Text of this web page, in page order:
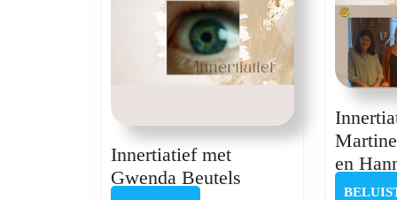
Innertiatief met
Gwenda Beutels
en